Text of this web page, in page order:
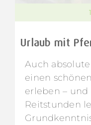
Urlaub mit
Auch
einen
erleben –
Reitstunden